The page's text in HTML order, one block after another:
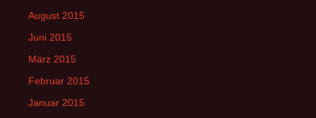
August 2015
Juni 2015
März 2015
Februar 2015
Januar 2015